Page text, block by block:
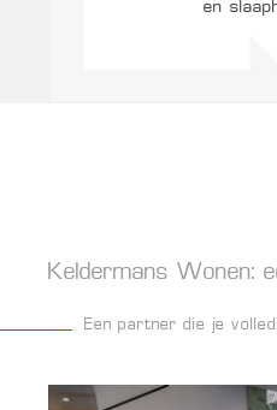
en
Keldermans Wonen:
Een partner die je